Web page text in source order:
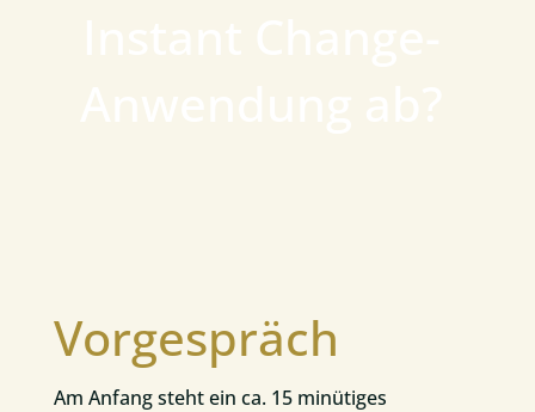
Vorgespräch
Am Anfang steht ein ca. 15 minütiges